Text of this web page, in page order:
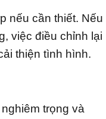
nếu cần thiết. Nếu
việc điều chỉnh lại
thiện tình hình.
trọng và